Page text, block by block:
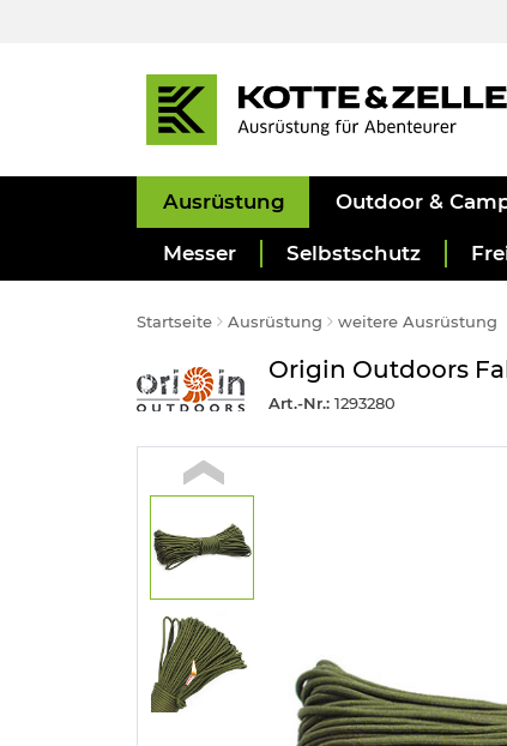
Ausrüstung Outdoor &
Messer Selbstschutz
Startseite Ausrüstung weitere Ausrüstung
Origin Outdoors
Art.-Nr.: 1293280